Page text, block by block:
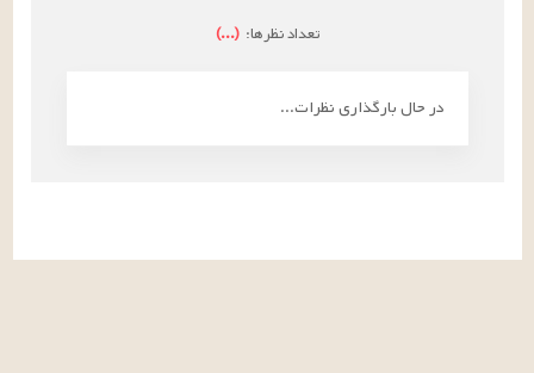
تعداد نظرها: (
...
)
در حال بارگذاری نظرات...